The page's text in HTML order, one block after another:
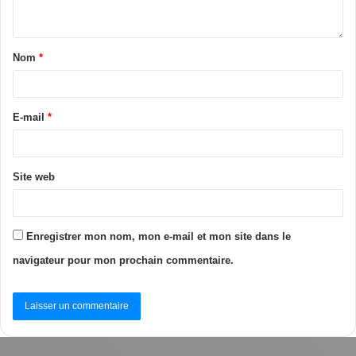
responsables des différents organes à Ouattara Karim, qui
s’est engagé à plaider auprès de Cissé Bacongo,
accordée au bureau exécutif national d’Agir Ensemble dans
les prochains jours.
Touré Abdoulaye
Nom *
E-mail *
Site web
Enregistrer mon nom, mon e-mail et mon site dans le
navigateur pour mon prochain commentaire.